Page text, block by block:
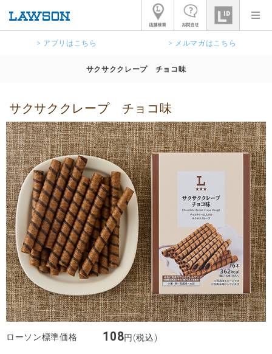
> アプリはこちら > メルマガはこちら
サクサククレープ チョコ味
サクサククレープ チョコ味
ローソン標準価格 108円(税込)